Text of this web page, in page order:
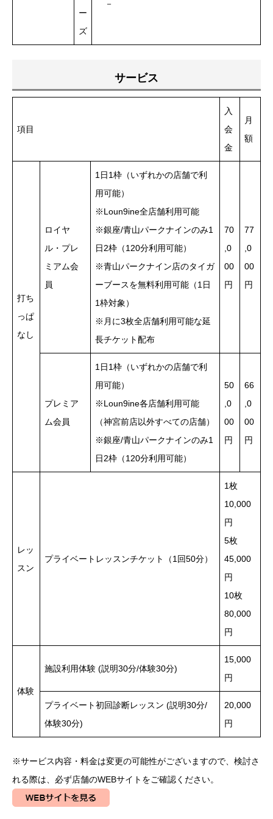
ー
ズ
－
サービス
項目
入
会
金
月
額
打ち
っぱ
なし
ロイヤ
ル・プレ
ミアム会
員
1日1枠（いずれかの店舗で利
用可能）
※Loun9ine全店舗利用可能
※銀座/青山パークナインのみ1
日2枠（120分利用可能）
※青山パークナイン店のタイガ
ーブースを無料利用可能（1日
1枠対象）
※月に3枚全店舗利用可能な延
長チケット配布
70
,0
00
円
77
,0
00
円
プレミア
ム会員
1日1枠（いずれかの店舗で利
用可能）
※Loun9ine各店舗利用可能
（神宮前店以外すべての店舗）
※銀座/青山パークナインのみ1
日2枠（120分利用可能）
50
,0
00
円
66
,0
00
円
レッ
スン
プライベートレッスンチケット（1回50分）
1枚
10,000
円
5枚
45,000
円
10枚
80,000
円
体験
施設利用体験 (説明30分/体験30分)
15,000
円
プライベート初回診断レッスン (説明30分/
体験30分)
20,000
円
※サービス内容・料金は変更の可能性がございますので、検討さ
れる際は、必ず店舗のWEBサイトをご確認ください。